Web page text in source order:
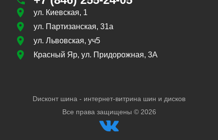
ул. Киевская, 1
ул. Партизанская, 31а
ул. Львовская, уч5
Красный Яр, ул. Придорожная, 3А
Dисконт шина - интернет-витрина шин и дисков
Все права защищены © 2026